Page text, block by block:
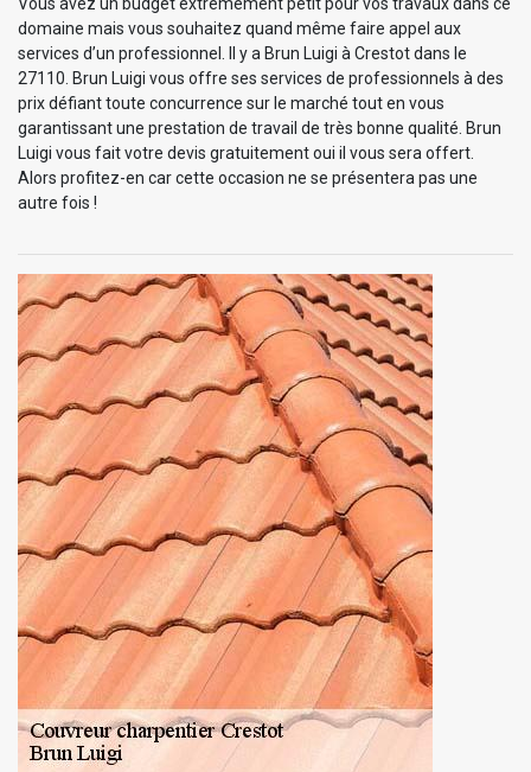
domaine mais vous souhaitez quand même faire appel aux
services d’un professionnel. Il y a Brun Luigi à Crestot dans le
27110. Brun Luigi vous offre ses services de professionnels à des
prix défiant toute concurrence sur le marché tout en vous
garantissant une prestation de travail de très bonne qualité. Brun
Luigi vous fait votre devis gratuitement oui il vous sera offert.
Alors profitez-en car cette occasion ne se présentera pas une
autre fois !